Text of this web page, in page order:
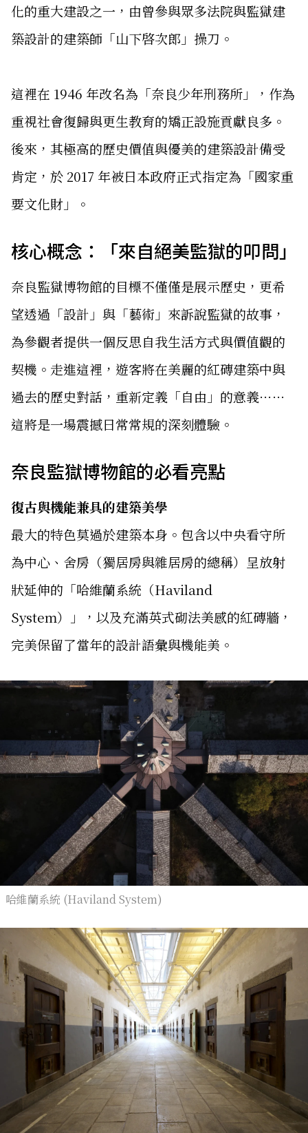
化的重大建設之一，由曾參與眾多法院與監獄建
築設計的建築師「山下啓次郎」操刀。
這裡在 1946 年改名為「奈良少年刑務所」，作為
重視社會復歸與更生教育的矯正設施貢獻良多。
後來，其極高的歷史價值與優美的建築設計備受
肯定，於 2017 年被日本政府正式指定為「國家重
要文化財」。
核心概念：「來自絕美監獄的叩問」
奈良監獄博物館的目標不僅僅是展示歷史，更希
望透過「設計」與「藝術」來訴說監獄的故事，
為參觀者提供一個反思自我生活方式與價值觀的
契機。走進這裡，遊客將在美麗的紅磚建築中與
過去的歷史對話，重新定義「自由」的意義⋯⋯
這將是一場震撼日常常規的深刻體驗。
奈良監獄博物館的必看亮點
復古與機能兼具的建築美學
最大的特色莫過於建築本身。包含以中央看守所
為中心、舍房（獨居房與雜居房的總稱）呈放射
狀延伸的「哈維蘭系統（Haviland
System）」，以及充滿英式砌法美感的紅磚牆，
完美保留了當年的設計語彙與機能美。
哈維蘭系統 (Haviland System)